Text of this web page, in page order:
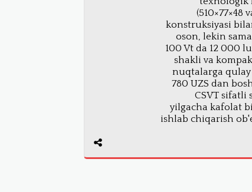
(510×77×48
konstruksiyasi
oson, lekin
100 Vt da 12 000
shakli va
nuqtalarga
780 UZS dan
CSVT sifatli
yilgacha kafolat
ishlab chiqarish